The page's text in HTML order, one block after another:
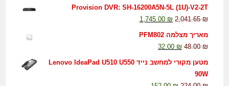
Provision DVR: SH-16200A5N-5L (1U)-V2-2T
2,041.65₪
1,745.00 ₪
מאריך מצלמה PFM802
48.00₪
32.00 ₪
מטען מקורי למחשב נייד Lenovo IdeaPad U510 U550
90W